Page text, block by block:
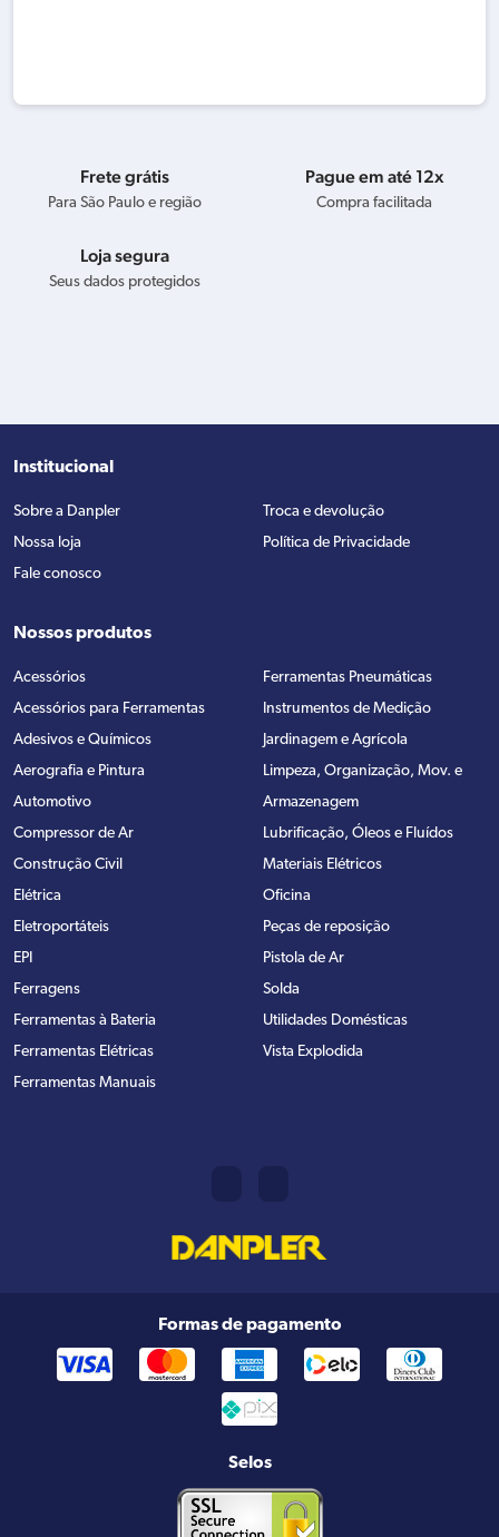
Frete grátis
Para São Paulo e região
Pague em até 12x
Compra facilitada
Loja segura
Seus dados protegidos
Institucional
Sobre a Danpler
Nossa loja
Fale conosco
Troca e devolução
Política de Privacidade
Nossos produtos
Acessórios
Acessórios para Ferramentas
Adesivos e Químicos
Aerografia e Pintura
Automotivo
Compressor de Ar
Construção Civil
Elétrica
Eletroportáteis
EPI
Ferragens
Ferramentas à Bateria
Ferramentas Elétricas
Ferramentas Manuais
Ferramentas Pneumáticas
Instrumentos de Medição
Jardinagem e Agrícola
Limpeza, Organização, Mov. e
Armazenagem
Lubrificação, Óleos e Fluídos
Materiais Elétricos
Oficina
Peças de reposição
Pistola de Ar
Solda
Utilidades Domésticas
Vista Explodida
Formas de pagamento
Selos